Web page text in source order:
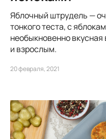
Яблочный штрудель —
тонкого теста, с
необыкновенно
и взрослым.
20 февраля, 2021